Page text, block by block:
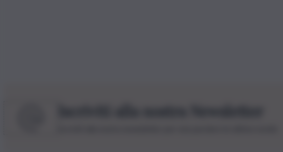
Iscriviti alla nostra Newsletter